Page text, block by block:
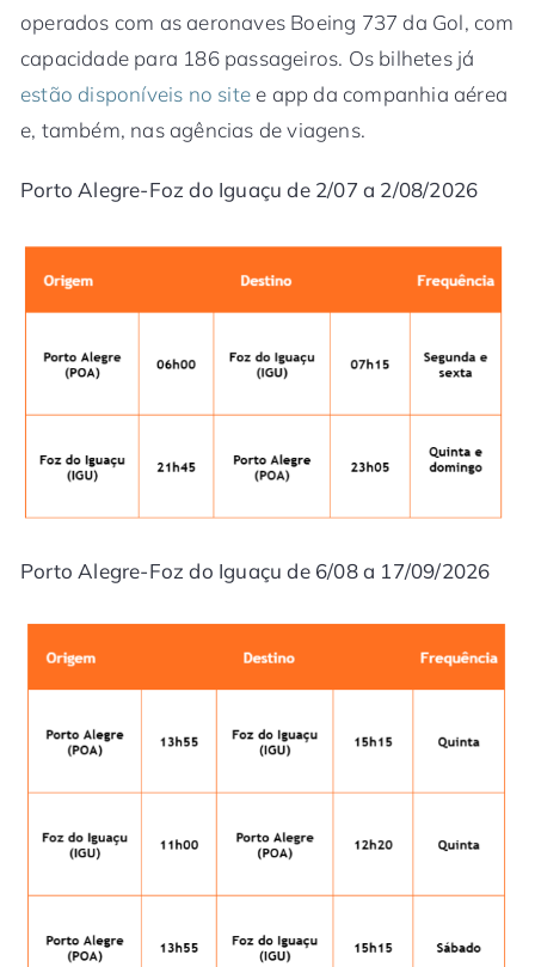
operados com as aeronaves Boeing 737 da Gol, com
capacidade para 186 passageiros. Os bilhetes já
estão disponíveis no site e app da companhia aérea
e, também, nas agências de viagens.
Porto Alegre-Foz do Iguaçu de 2/07 a 2/08/2026
Porto Alegre-Foz do Iguaçu de 6/08 a 17/09/2026